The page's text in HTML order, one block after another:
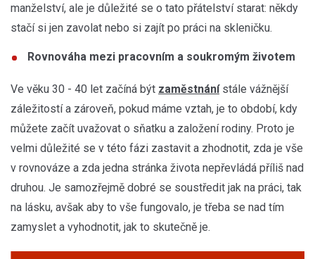
manželství, ale je důležité se o tato přátelství starat: někdy
stačí si jen zavolat nebo si zajít po práci na skleničku.
Rovnováha mezi pracovním a soukromým životem
Ve věku 30 - 40 let začíná být zaměstnánístále vážnější
záležitostí a zároveň, pokud máme vztah, je to období, kdy
můžete začít uvažovat o sňatku a založení rodiny. Proto je
velmi důležité se v této fázi zastavit a zhodnotit, zda je vše
v rovnováze a zda jedna stránka života nepřevládá příliš nad
druhou. Je samozřejmě dobré se soustředit jak na práci, tak
na lásku, avšak aby to vše fungovalo, je třeba se nad tím
zamyslet a vyhodnotit, jak to skutečně je.